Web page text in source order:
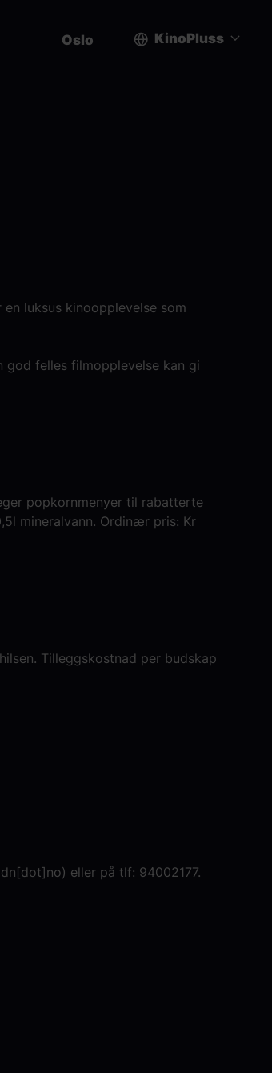
Oslo KinoPluss
luksus kinoopplevelse som
god felles filmopplevelse kan gi
popkornmenyer til rabatterte
mineralvann. Ordinær pris: Kr
Tilleggskostnad per budskap
) eller på tlf: 94002177.